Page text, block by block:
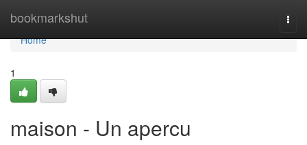
bookmarkshut
Home
Home
1
maison - Un apercu